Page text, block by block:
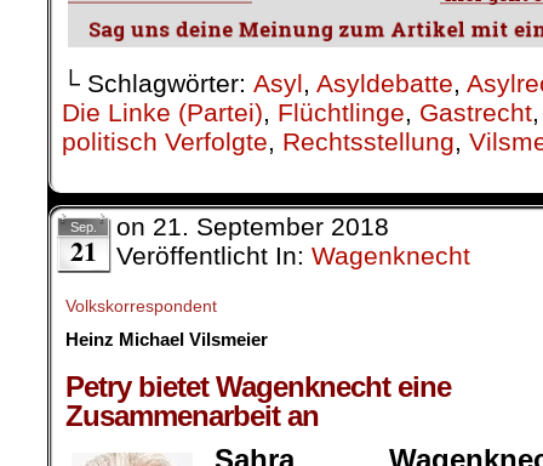
└ Schlagwörter: Asyl, Asyldebatte,
Die Linke (Partei), Flüchtlinge, Gastrecht
politisch Verfolgte, Rechtsstellung,
Sep.
21
on 21. September 2018
Veröffentlicht In: Wagenknecht
Volkskorrespondent
Heinz Michael Vilsmeier
Petry bietet Wagenknecht eine
Zusammenarbeit an
Sahra